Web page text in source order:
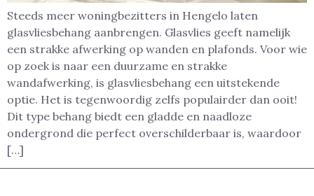
Steeds meer woningbezitters in Hengelo laten
glasvliesbehang aanbrengen. Glasvlies geeft namelijk
een strakke afwerking op wanden en plafonds. Voor wie
op zoek is naar een duurzame en strakke
wandafwerking, is glasvliesbehang een uitstekende
optie. Het is tegenwoordig zelfs populairder dan ooit!
Dit type behang biedt een gladde en naadloze
ondergrond die perfect overschilderbaar is, waardoor
[…]